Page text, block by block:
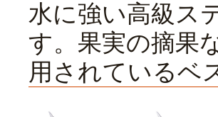
水に強い高級ス
す。果実の摘果
用されているベ